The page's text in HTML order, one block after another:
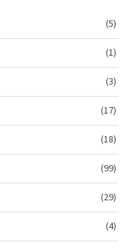
(5)
(1)
(3)
(17)
(18)
(99)
(29)
(4)